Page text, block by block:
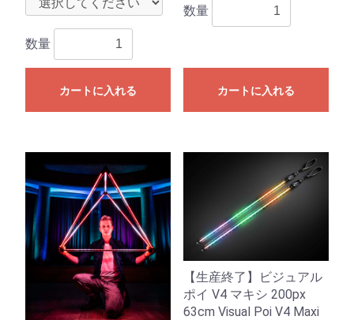
数量
カートに入れる
数量
カートに入れる
【生産終了】ビジュアル
ポイ V4 マキシ 200px
63cm Visual Poi V4 Maxi